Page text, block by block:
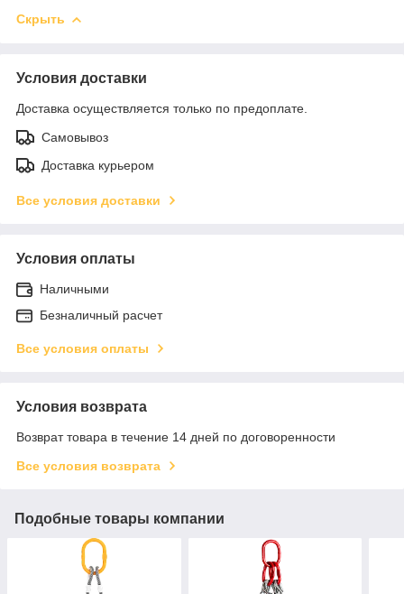
Скрыть
Условия доставки
Доставка осуществляется только по предоплате.
Самовывоз
Доставка курьером
Все условия доставки
Условия оплаты
Наличными
Безналичный расчет
Все условия оплаты
Условия возврата
Возврат товара в течение 14 дней по договоренности
Все условия возврата
Подобные товары компании